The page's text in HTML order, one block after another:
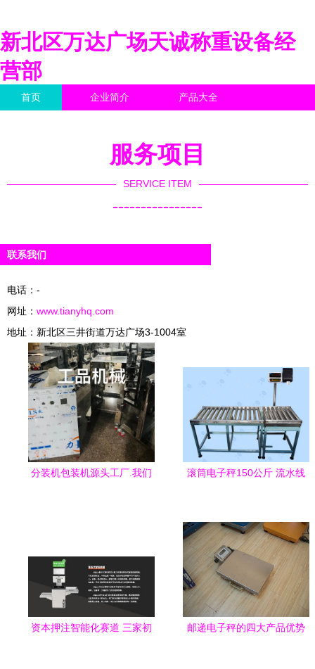
新北区万达广场天诚称重设备经
营部
首页 企业简介 产品大全
服务项目
SERVICE ITEM
----------------
联系我们
电话：-
网址： www.tianyhq.com
地址：新北区三井街道万达广场3-1004室
分装机包装机源头工厂.我们
滚筒电子秤150公斤 流水线
资本押注智能化赛道 三家初
邮递电子秤的四大产品优势